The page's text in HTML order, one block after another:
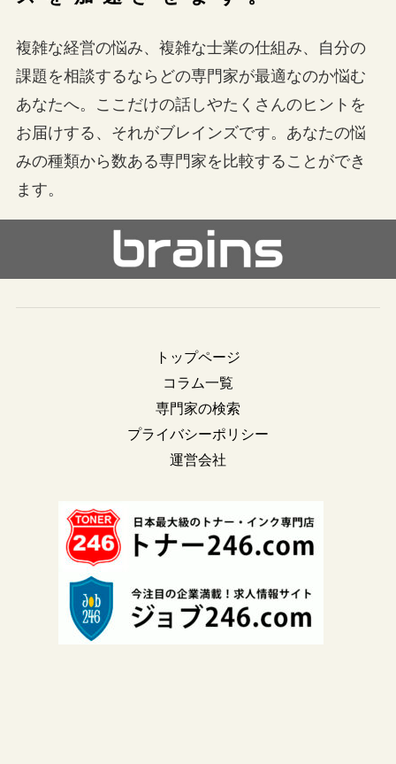
複雑な経営の悩み、複雑な士業の仕組み、自分の
課題を相談するならどの専門家が最適なのか悩む
あなたへ。ここだけの話しやたくさんのヒントを
お届けする、それがブレインズです。あなたの悩
みの種類から数ある専門家を比較することができ
ます。
トップページ
コラム一覧
専門家の検索
プライバシーポリシー
運営会社